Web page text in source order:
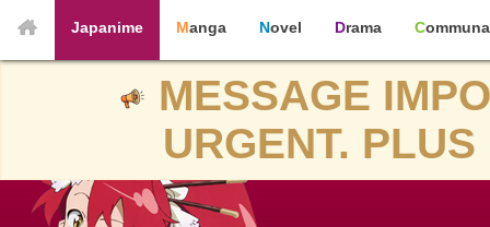
Japanime Manga Novel Drama
MESSAGE
URGENT.